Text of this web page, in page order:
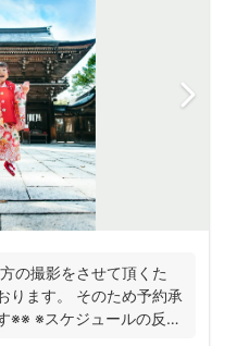
の撮影をさせて頂くた
ります。 そのため予約承
※※ ※スケジュールの反映